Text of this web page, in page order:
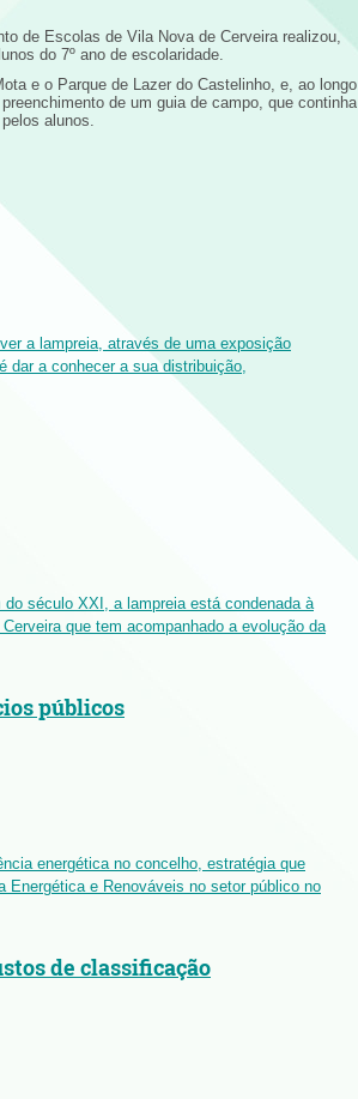
de Escolas de Vila Nova de Cerveira realizou,
do 7º ano de escolaridade.
e o Parque de Lazer do Castelinho, e, ao longo
de um guia de campo, que continha
alunos.
a lampreia, através de uma exposição
dar a conhecer a sua distribuição,
século XXI, a lampreia está condenada à
que tem acompanhado a evolução da
públicos
energética no concelho, estratégia que
Energética e Renováveis no setor público no
de classificação